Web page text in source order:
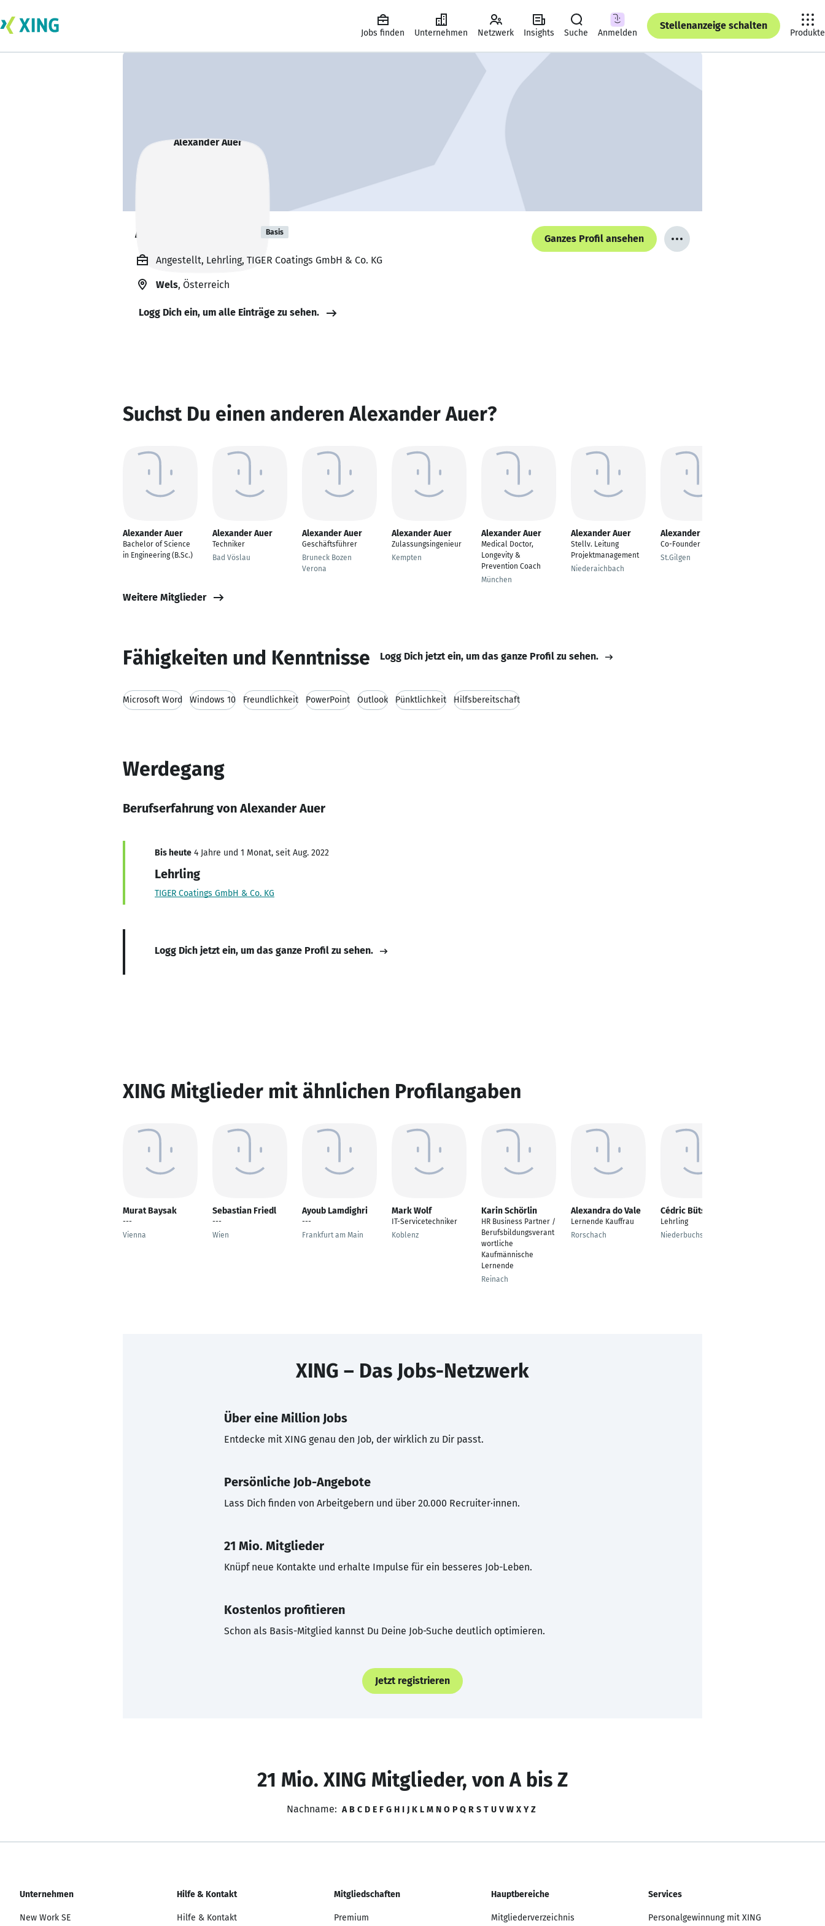
Jobs finden Unternehmen Netzwerk Insights Suche Anmelden
Stellenanzeige schalten
Produkte
Alexander Auer Basis
Ganzes Profil ansehen
Angestellt, Lehrling, TIGER Coatings GmbH & Co. KG
Wels, Österreich
Logg Dich ein, um alle Einträge zu sehen.
Suchst Du einen anderen Alexander Auer?
Alexander Auer
Bachelor of Science
in Engineering (B.Sc.)
Alexander Auer
Techniker
Bad Vöslau
Alexander Auer
Geschäftsführer
Bruneck Bozen
Verona
Alexander Auer
Zulassungsingenieur
Kempten
Alexander Auer
Medical Doctor,
Longevity &
Prevention Coach
München
Alexander Auer
Stellv. Leitung
Projektmanagement
Niederaichbach
Alexander Auer
Co-Founder
St.Gilgen
Weitere Mitglieder
Fähigkeiten und Kenntnisse Logg Dich jetzt ein, um das ganze Profil zu sehen.
Microsoft Word Windows 10 Freundlichkeit PowerPoint Outlook Pünktlichkeit Hilfsbereitschaft
Werdegang
Berufserfahrung von Alexander Auer
Bis heute 4 Jahre und 1 Monat, seit Aug. 2022
Lehrling
TIGER Coatings GmbH & Co. KG
Logg Dich jetzt ein, um das ganze Profil zu sehen.
XING Mitglieder mit ähnlichen Profilangaben
Murat Baysak
---
Vienna
Sebastian Friedl
---
Wien
Ayoub Lamdighri
---
Frankfurt am Main
Mark Wolf
IT-Servicetechniker
Koblenz
Karin Schörlin
HR Business Partner /
Berufsbildungsverant
wortliche
Kaufmännische
Lernende
Reinach
Alexandra do Vale
Lernende Kauffrau
Rorschach
Cédric Bütschli
Lehrling
Niederbuchsiten
XING – Das Jobs-Netzwerk
Über eine Million Jobs
Entdecke mit XING genau den Job, der wirklich zu Dir passt.
Persönliche Job-Angebote
Lass Dich finden von Arbeitgebern und über 20.000 Recruiter·innen.
21 Mio. Mitglieder
Knüpf neue Kontakte und erhalte Impulse für ein besseres Job-Leben.
Kostenlos profitieren
Schon als Basis-Mitglied kannst Du Deine Job-Suche deutlich optimieren.
Jetzt registrieren
21 Mio. XING Mitglieder, von A bis Z
Nachname: A B C D E F G H I J K L M N O P Q R S T U V W X Y Z
Unternehmen
New Work SE
Hilfe & Kontakt
Hilfe & Kontakt
Mitgliedschaften
Premium
Hauptbereiche
Mitgliederverzeichnis
Services
Personalgewinnung mit XING